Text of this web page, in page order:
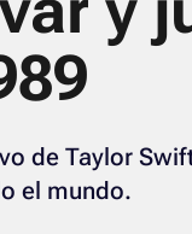
de Taylor
el mundo.